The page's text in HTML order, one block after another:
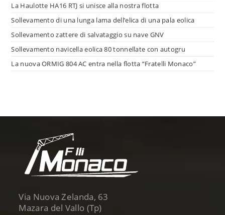
La Haulotte HA16 RTJ si unisce alla nostra flotta
Sollevamento di una lunga lama dell’elica di una pala eolica
Sollevamento zattere di salvataggio su nave GNV
Sollevamento navicella eolica 80 tonnellate con autogru
La nuova ORMIG 804 AC entra nella flotta “Fratelli Monaco”
Via Nuova Zelanda, 63
Mazara del Vallo (Tp)